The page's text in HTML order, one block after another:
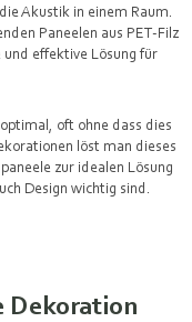
Akustik in einem Raum.
Paneelen aus PET-Filz
effektive Lösung für
oft ohne dass dies
löst man dieses
zur idealen Lösung
Design wichtig sind.
Dekoration